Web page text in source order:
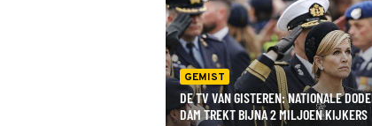
GEMIST
DE TV VAN GISTEREN: NATIONALE
DAM TREKT BIJNA 2 MILJOEN KIJKERS